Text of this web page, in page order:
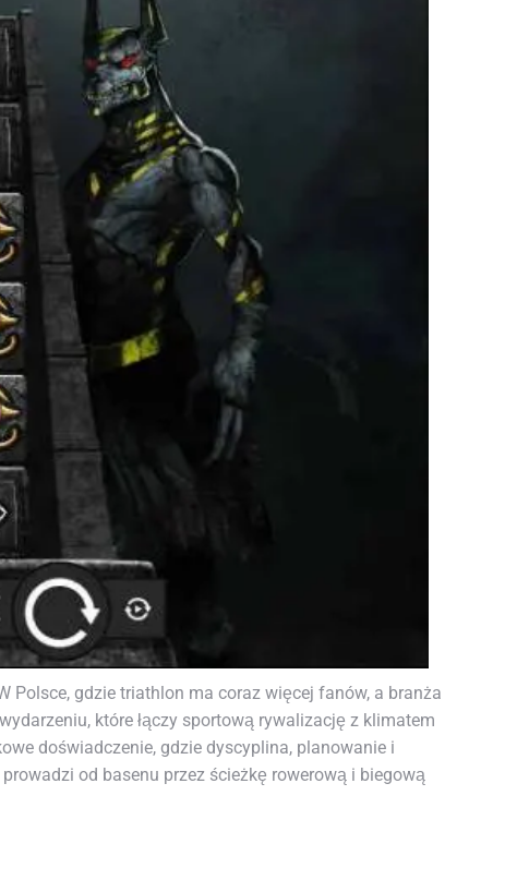
Polsce, gdzie triathlon ma coraz więcej fanów, a branża
które łączy sportową rywalizację z klimatem
doświadczenie, gdzie dyscyplina, planowanie i
od basenu przez ścieżkę rowerową i biegową